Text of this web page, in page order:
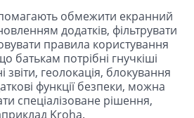
обмежити екранний
додатків, фільтрувати
правила користування
батькам потрібні гнучкіші
звіти, геолокація, блокування
функції безпеки, можна
спеціалізоване рішення,
Kroha.